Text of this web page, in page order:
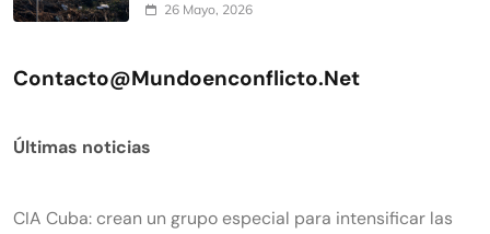
26 Mayo, 2026
Contacto@mundoenconflicto.net
Últimas noticias
CIA Cuba: crean un grupo especial para intensificar las